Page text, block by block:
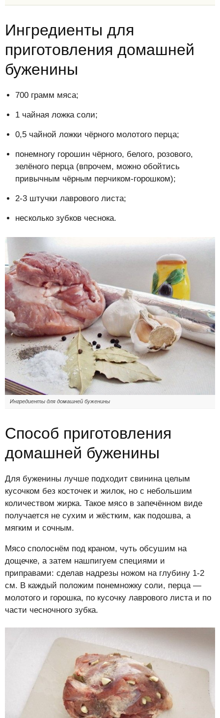
Ингредиенты для
приготовления домашней
буженины
700 грамм мяса;
1 чайная ложка соли;
0,5 чайной ложки чёрного молотого перца;
понемногу горошин чёрного, белого, розового,
зелёного перца (впрочем, можно обойтись
привычным чёрным перчиком-горошком);
2-3 штучки лаврового листа;
несколько зубков чеснока.
Ингредиенты для домашней буженины
Способ приготовления
домашней буженины
Для буженины лучше подходит свинина целым
кусочком без косточек и жилок, но с небольшим
количеством жирка. Такое мясо в запечённом виде
получается не сухим и жёстким, как подошва, а
мягким и сочным.
Мясо сполоснём под краном, чуть обсушим на
дощечке, а затем нашпигуем специями и
приправами: сделав надрезы ножом на глубину 1-2
см. В каждый положим понемножку соли, перца —
молотого и горошка, по кусочку лаврового листа и по
части чесночного зубка.